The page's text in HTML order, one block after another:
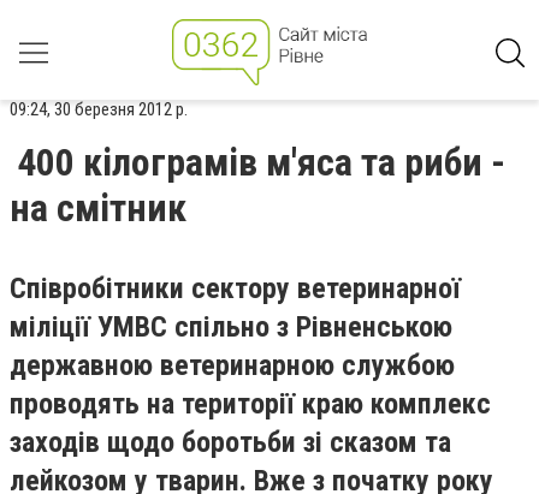
09:24, 30 березня 2012 р.
400 кілограмів м'яса та риби -
на смітник
Співробітники сектору ветеринарної
міліції УМВС спільно з Рівненською
державною ветеринарною службою
проводять на території краю комплекс
заходів щодо боротьби зі сказом та
лейкозом у тварин. Вже з початку року